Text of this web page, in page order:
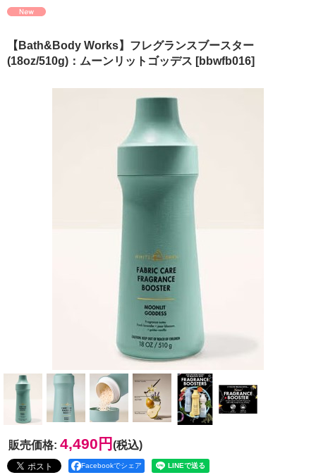
【Bath&Body Works】フレグランスブースター
(18oz/510g)：ムーンリットゴッデス [bbwfb016]
販売価格: 4,490円 (税込)
Facebookでシェア